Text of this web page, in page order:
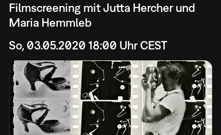
Filmscreening mit Jutta Hercher und
Maria Hemmleb
So, 03.05.2020 18:00 Uhr CEST